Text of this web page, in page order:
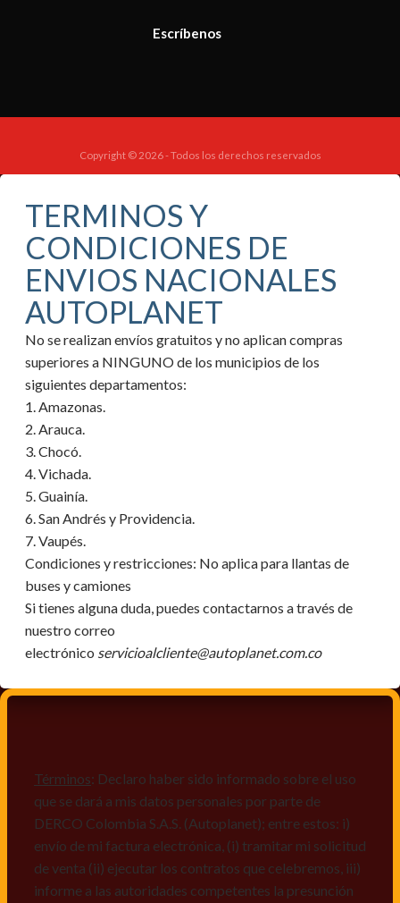
Escríbenos
Copyright © 2026 - Todos los derechos reservados
TERMINOS Y
CONDICIONES DE
ENVIOS NACIONALES
AUTOPLANET
No se realizan envíos gratuitos y no aplican compras
superiores a NINGUNO de los municipios de los
siguientes departamentos:
1. Amazonas.
2. Arauca.
3. Chocó.
4. Vichada.
5. Guainía.
6. San Andrés y Providencia.
7. Vaupés.
Condiciones y restricciones: No aplica para llantas de
buses y camiones
Si tienes alguna duda, puedes contactarnos a través de
nuestro correo
electrónico servicioalcliente@autoplanet.com.co
Términos: Declaro haber sido informado sobre el uso
que se dará a mis datos personales por parte de
DERCO Colombia S.A.S. (Autoplanet); entre estos: i)
envío de mi factura electrónica, (i) tramitar mi solicitud
de venta (ii) ejecutar los contratos que celebremos, iii)
informe a las autoridades competentes la presunción